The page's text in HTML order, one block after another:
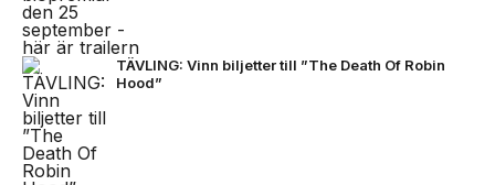
TÄVLING: Vinn biljetter till ”The Death Of Robin
Hood”